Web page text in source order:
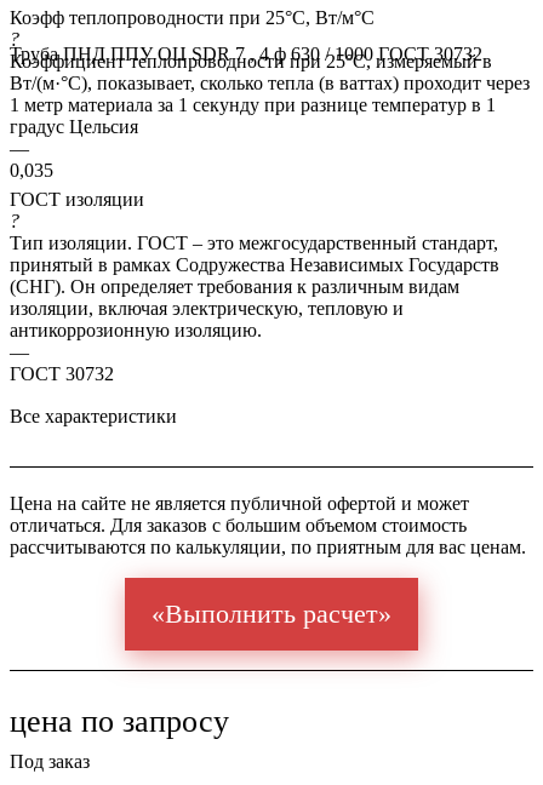
Труба ПНД ППУ ОЦ SDR 7 , 4 ф 630 / 1000 ГОСТ 30732
Коэфф теплопроводности при 25°С, Вт/м°C
?
Коэффициент теплопроводности при 25°C, измеряемый в
Вт/(м·°C), показывает, сколько тепла (в ваттах) проходит через
1 метр материала за 1 секунду при разнице температур в 1
градус Цельсия
—
0,035
ГОСТ изоляции
?
Тип изоляции. ГОСТ – это межгосударственный стандарт,
принятый в рамках Содружества Независимых Государств
(СНГ). Он определяет требования к различным видам
изоляции, включая электрическую, тепловую и
антикоррозионную изоляцию.
—
ГОСТ 30732
Все характеристики
Цена на сайте не является публичной офертой и может
отличаться. Для заказов с большим объемом стоимость
рассчитываются по калькуляции, по приятным для вас ценам.
«Выполнить расчет»
цена по запросу
Под заказ